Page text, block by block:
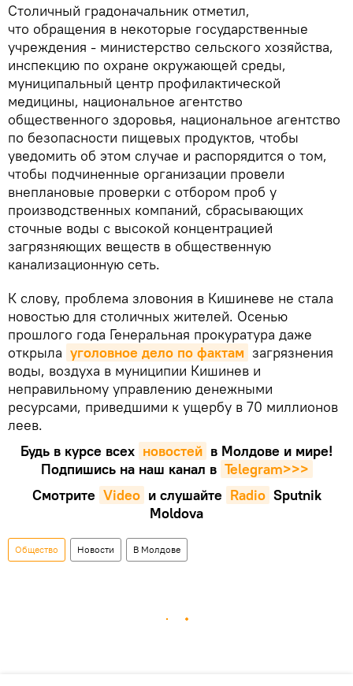
Столичный градоначальник отметил,
что обращения в некоторые государственные
учреждения - министерство сельского хозяйства,
инспекцию по охране окружающей среды,
муниципальный центр профилактической
медицины, национальное агентство
общественного здоровья, национальное агентство
по безопасности пищевых продуктов, чтобы
уведомить об этом случае и распорядится о том,
чтобы подчиненные организации провели
внеплановые проверки с отбором проб у
производственных компаний, сбрасывающих
сточные воды с высокой концентрацией
загрязняющих веществ в общественную
канализационную сеть.
К слову, проблема зловония в Кишиневе не стала
новостью для столичных жителей. Осенью
прошлого года Генеральная прокуратура даже
открыла уголовное дело по фактам загрязнения
воды, воздуха в муниципии Кишинев и
неправильному управлению денежными
ресурсами, приведшими к ущербу в 70 миллионов
леев.
Будь в курсе всех новостей в Молдове и мире!
Подпишись на наш канал в Telegram>>>
Смотрите Video и слушайте Radio Sputnik
Moldova
Общество Новости В Молдове